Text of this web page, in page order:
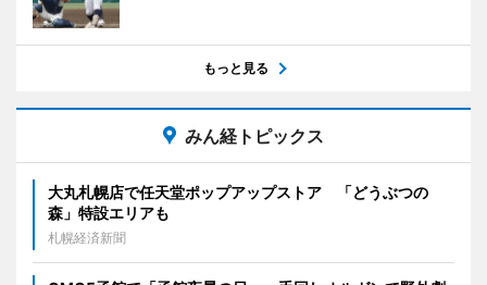
もっと見る
みん経トピックス
大丸札幌店で任天堂ポップアップストア 「どうぶつの
森」特設エリアも
札幌経済新聞